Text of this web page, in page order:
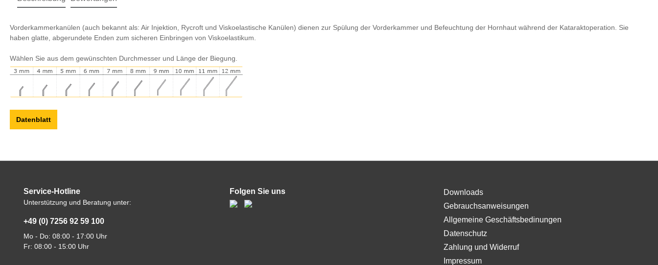
Vorderkammerkanülen (auch bekannt als: Air Injektion, Rycroft und Viskoelastische Kanülen) dienen zur Spülung der Vorderkammer und Befeuchtung der Hornhaut während der Kataraktoperation. Sie
haben glatte, abgerundete Enden zum sicheren Einbringen von Viskoelastikum.
Wählen Sie aus dem gewünschten Durchmesser und Länge der Biegung.
Datenblatt
Service-Hotline
Unterstützung und Beratung unter:
+49 (0) 7256 92 59 100
Mo - Do: 08:00 - 17:00 Uhr
Fr: 08:00 - 15:00 Uhr
Folgen Sie uns
Downloads
Gebrauchsanweisungen
Allgemeine Geschäftsbedinungen
Datenschutz
Zahlung und Widerruf
Impressum